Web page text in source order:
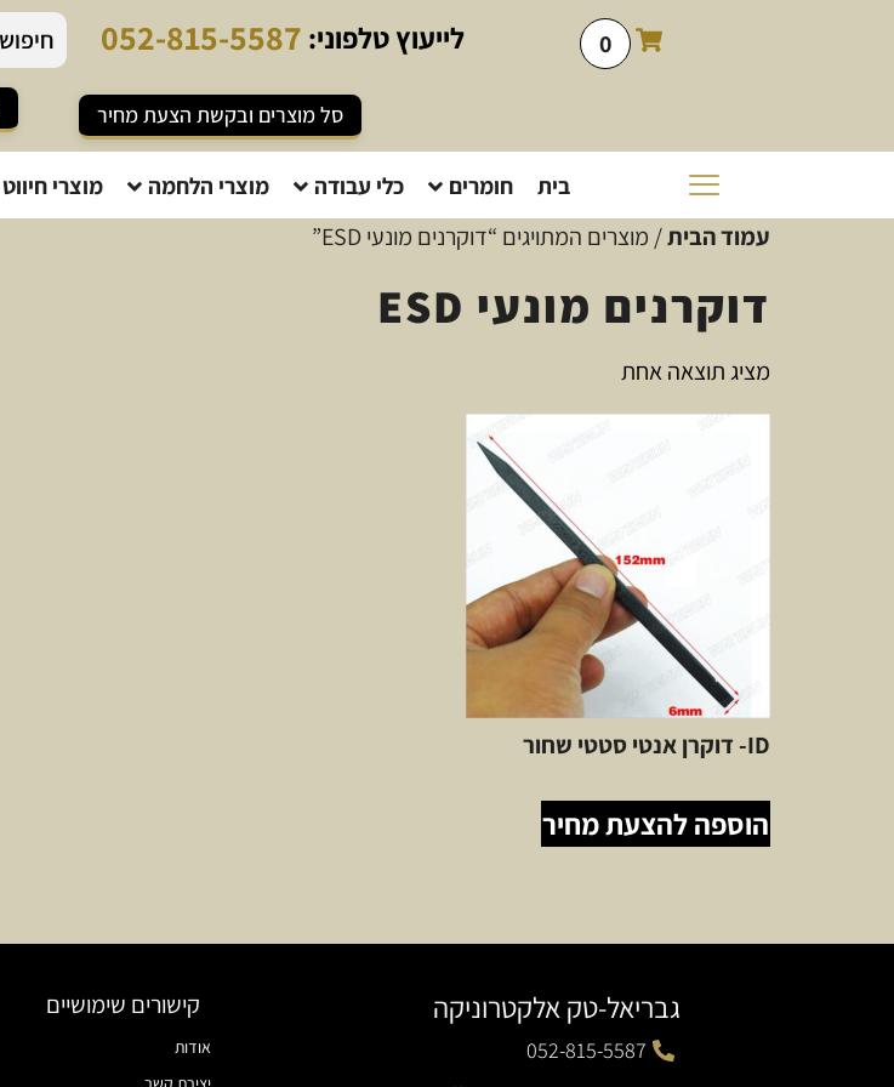
0 לייעוץטלפוני: 052-815-5587
סל מוצרים ובקשת הצעת מחיר
בית חומרים כלי עבודה מוצרי הלחמה מוצרי חיווט
עמוד הבית/ מוצרים המתויגים “דוקרנים מונעי ESD”
דוקרנים מונעי ESD
מציג תוצאה אחת
ID- דוקרן אנטי סטטי שחור
הוספה להצעת מחיר
גבריאל-טק אלקטרוניקה
052-815-5587
קישורים שימושיים
אודות